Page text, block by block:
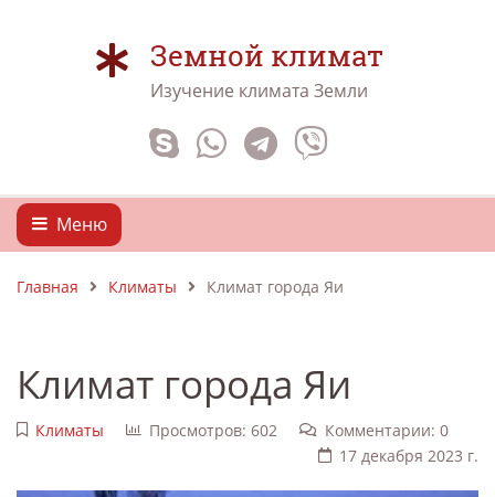
Земной климат
Изучение климата Земли
Меню
Главная Климаты Климат города Яи
Климат города Яи
Климаты Просмотров: 602
Комментарии: 0
17 декабря 2023 г.